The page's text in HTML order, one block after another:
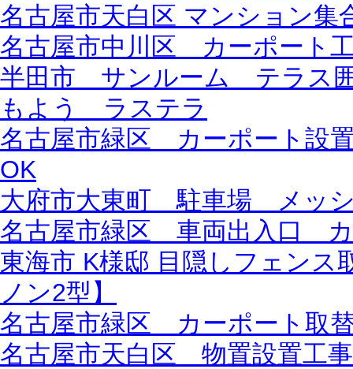
名古屋市天白区 マンション
名古屋市中川区 カーポート
半田市 サンルーム テラス
もよう ラステラ
名古屋市緑区 カーポート設
OK
大府市大東町 駐車場 メッ
名古屋市緑区 車両出入口 カ
東海市 K様邸 目隠しフェン
ノン2型】
名古屋市緑区 カーポート取
名古屋市天白区 物置設置